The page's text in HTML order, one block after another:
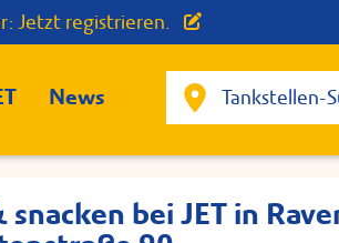
Jetzt registrieren.
News
bei JET in